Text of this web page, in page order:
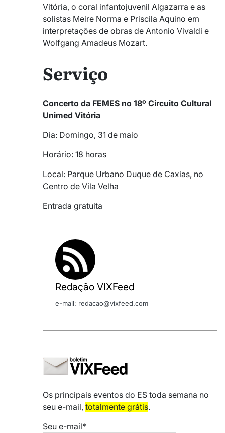
Vitória, o coral infantojuvenil Algazarra e as
solistas Meire Norma e Priscila Aquino em
interpretações de obras de Antonio Vivaldi e
Wolfgang Amadeus Mozart.
Serviço
Concerto da FEMES no 18º Circuito Cultural
Unimed Vitória
Dia: Domingo, 31 de maio
Horário: 18 horas
Local: Parque Urbano Duque de Caxias, no
Centro de Vila Velha
Entrada gratuita
Redação VIXFeed
e-mail: redacao@vixfeed.com
Os principais eventos do ES toda semana no
seu e-mail, totalmente grátis.
Seu e-mail*